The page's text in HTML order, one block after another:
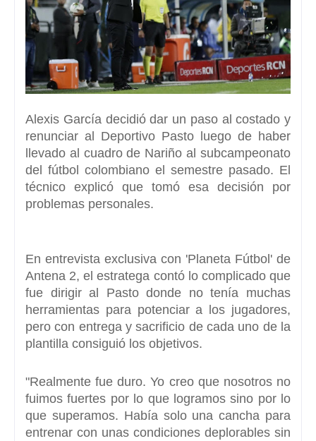
Alexis García decidió dar un paso al costado y
renunciar al Deportivo Pasto luego de haber
llevado al cuadro de Nariño al subcampeonato
del fútbol colombiano el semestre pasado. El
técnico explicó que tomó esa decisión por
problemas personales.
En entrevista exclusiva con 'Planeta Fútbol' de
Antena 2,el estratega contó lo complicado que
fue dirigir al Pasto donde no tenía muchas
herramientas para potenciar a los jugadores,
pero con entrega y sacrificio de cada uno de la
plantilla consiguió los objetivos.
"Realmente fue duro. Yo creo que nosotros no
fuimos fuertes por lo que logramos sino por lo
que superamos. Había solo una cancha para
entrenar con unas condiciones deplorables sin